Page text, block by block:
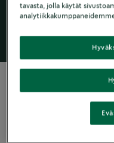
Piristä
tavasta, jolla käytät